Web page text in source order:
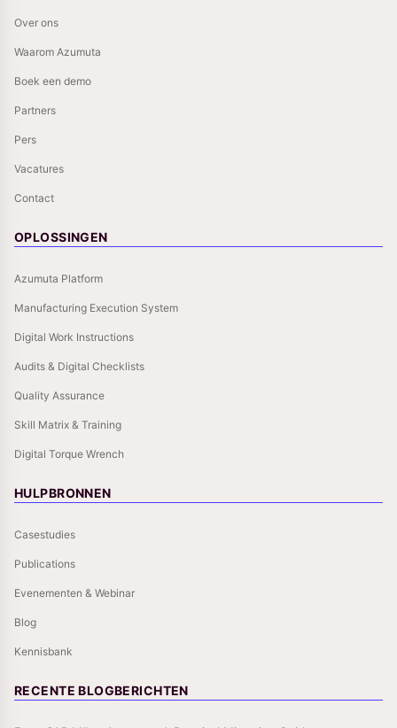
Over ons
Waarom Azumuta
Boek een demo
Partners
Pers
Vacatures
Contact
OPLOSSINGEN
Azumuta Platform
Manufacturing Execution System
Digital Work Instructions
Audits & Digital Checklists
Quality Assurance
Skill Matrix & Training
Digital Torque Wrench
HULPBRONNEN
Casestudies
Publications
Evenementen & Webinar
Blog
Kennisbank
RECENTE BLOGBERICHTEN